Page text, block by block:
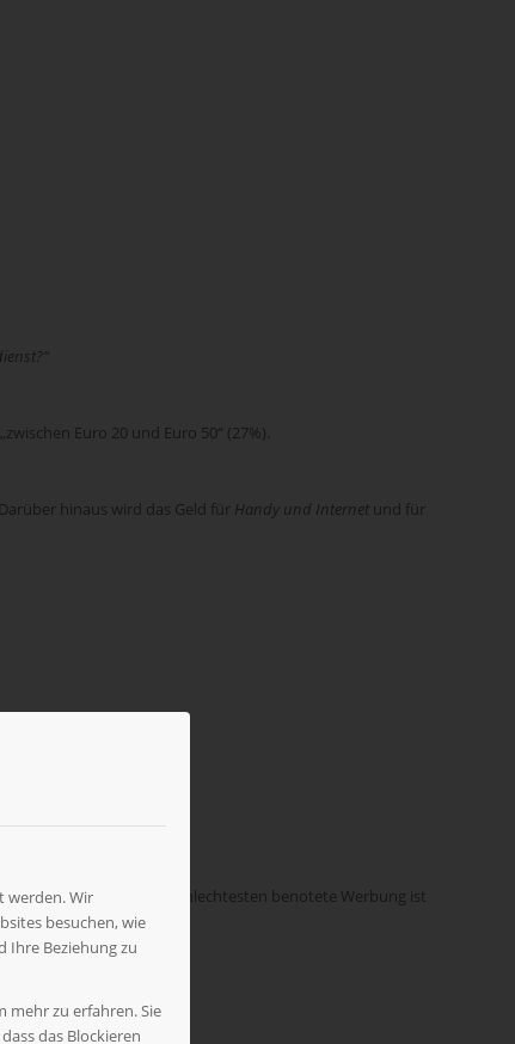
werden. Wir
besuchen, wie
Ihre Beziehung zu
mehr zu erfahren. Sie
das Blockieren
Euro 20 und Euro 50“ (27%).
hinaus wird das Geld für Handy und Internet und für
sie stört (19%).
undSchulhefte
. Die am schlechtesten benotete Werbung ist